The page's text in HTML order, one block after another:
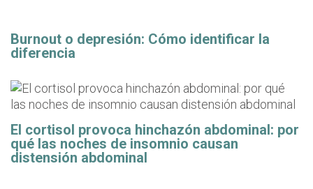
Burnout o depresión: Cómo identificar la
diferencia
El cortisol provoca hinchazón abdominal: por
qué las noches de insomnio causan
distensión abdominal